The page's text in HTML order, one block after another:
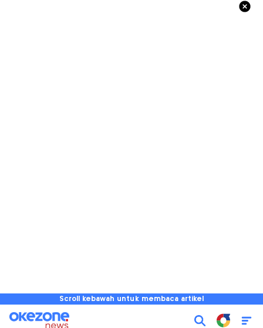
Scroll kebawah untuk membaca artikel